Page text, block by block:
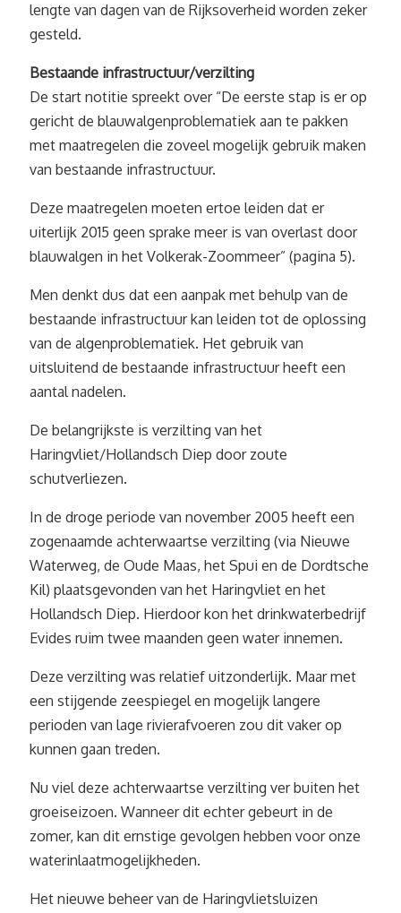
lengte van dagen van de Rijksoverheid worden zeker
gesteld.
Bestaande infrastructuur/verzilting
De start notitie spreekt over “De eerste stap is er op
gericht de blauwalgenproblematiek aan te pakken
met maatregelen die zoveel mogelijk gebruik maken
van bestaande infrastructuur.
Deze maatregelen moeten ertoe leiden dat er
uiterlijk 2015 geen sprake meer is van overlast door
blauwalgen in het Volkerak-Zoommeer” (pagina 5).
Men denkt dus dat een aanpak met behulp van de
bestaande infrastructuur kan leiden tot de oplossing
van de algenproblematiek. Het gebruik van
uitsluitend de bestaande infrastructuur heeft een
aantal nadelen.
De belangrijkste is verzilting van het
Haringvliet/Hollandsch Diep door zoute
schutverliezen.
In de droge periode van november 2005 heeft een
zogenaamde achterwaartse verzilting (via Nieuwe
Waterweg, de Oude Maas, het Spui en de Dordtsche
Kil) plaatsgevonden van het Haringvliet en het
Hollandsch Diep. Hierdoor kon het drinkwaterbedrijf
Evides ruim twee maanden geen water innemen.
Deze verzilting was relatief uitzonderlijk. Maar met
een stijgende zeespiegel en mogelijk langere
perioden van lage rivierafvoeren zou dit vaker op
kunnen gaan treden.
Nu viel deze achterwaartse verzilting ver buiten het
groeiseizoen. Wanneer dit echter gebeurt in de
zomer, kan dit ernstige gevolgen hebben voor onze
waterinlaatmogelijkheden.
Het nieuwe beheer van de Haringvlietsluizen